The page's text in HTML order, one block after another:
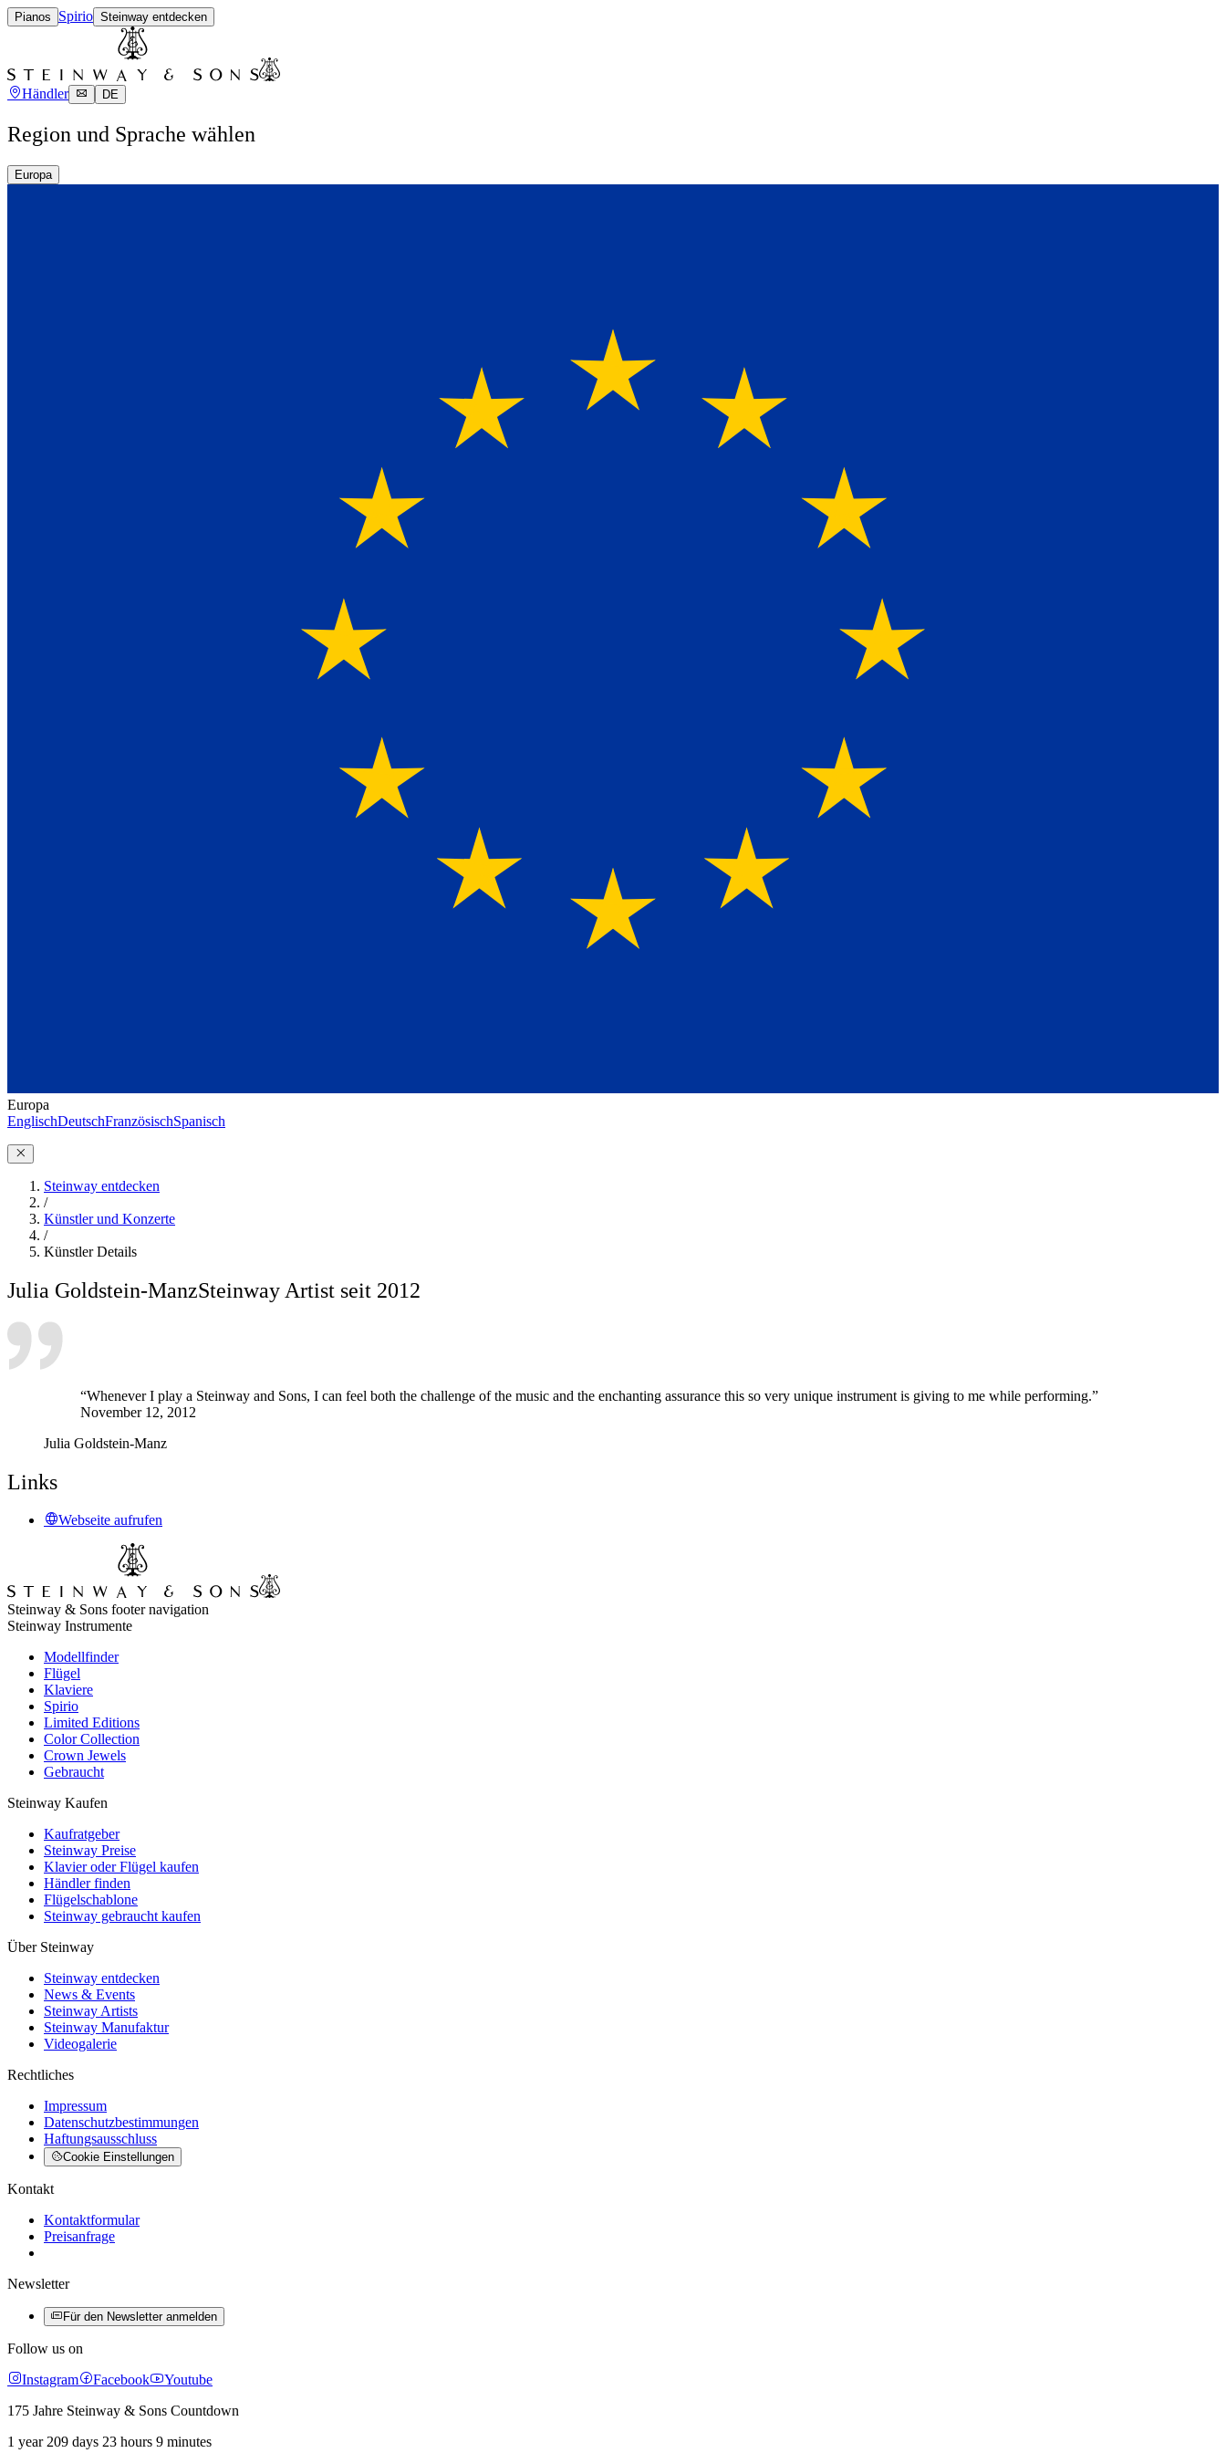
Pianos Spirio Steinway entdecken
Händler DE
Region und Sprache wählen
Europa
Europa
EnglischDeutschFranzösischSpanisch
Steinway entdecken
/
Künstler und Konzerte
/
Künstler Details
Julia Goldstein-ManzSteinway Artist seit 2012
“Whenever I play a Steinway and Sons, I can feel both the challenge of the music and the enchanting assurance this so very unique instrument is giving to me while performing.”
November 12, 2012
Julia Goldstein-Manz
Links
Webseite aufrufen
Steinway & Sons footer navigation
Steinway Instrumente
Modellfinder
Flügel
Klaviere
Spirio
Limited Editions
Color Collection
Crown Jewels
Gebraucht
Steinway Kaufen
Kaufratgeber
Steinway Preise
Klavier oder Flügel kaufen
Händler finden
Flügelschablone
Steinway gebraucht kaufen
Über Steinway
Steinway entdecken
News & Events
Steinway Artists
Steinway Manufaktur
Videogalerie
Rechtliches
Impressum
Datenschutzbestimmungen
Haftungsausschluss
Cookie Einstellungen
Kontakt
Kontaktformular
Preisanfrage
Newsletter
Für den Newsletter anmelden
Follow us on
Instagram
Facebook
Youtube
175 Jahre Steinway & Sons Countdown
1 year 209 days 23 hours 9 minutes